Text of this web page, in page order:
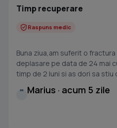
Timp recuperare
Raspuns medic
Buna ziua,am suferit o
deplasare pe data de 24 mai
timp de 2 luni si as dori sa stiu
M Marius · acum 5 zile